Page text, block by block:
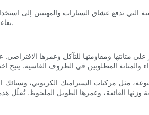
التي تدفع عشاق السيارات والمهنيين
بقاء الكبح فعالًا ويمكن التنبؤ به بغض النظر عن الظروف، مما يمنحها ميزة أداء واضحة مقارنةً بأقراص الفرامل القياسية.
متانتها ومقاومتها للتآكل وعمرها
مثل مركبات السيراميك الكربوني، وسبائك
وزنها الفائقة، وعمرها الطويل الملحوظ.